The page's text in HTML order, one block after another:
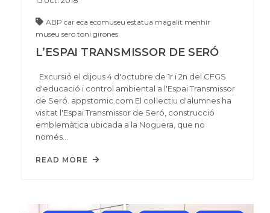
ABP car eca ecomuseu estatua magalit menhir
museu sero toni girones
L’ESPAI TRANSMISSOR DE SERÓ
Excursió el dijous 4 d'octubre de 1r i 2n del CFGS
d'educació i control ambiental a l'Espai Transmissor
de Seró. appstomic.com El col·lectiu d'alumnes ha
visitat l'Espai Transmissor de Seró, construcció
emblemàtica ubicada a la Noguera, que no
només…
READ MORE